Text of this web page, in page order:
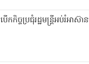
បើកកិច្ចប្រជុំរដ្ឋមន្ត្រីអប់រំអា